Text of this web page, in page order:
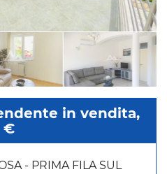
in vendita,
€
- PRIMA FILA SUL